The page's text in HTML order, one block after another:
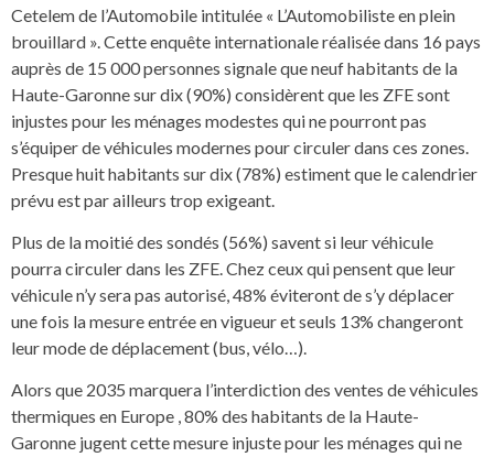
Cetelem de l’Automobile intitulée « L’Automobiliste en plein
brouillard ». Cette enquête internationale réalisée dans 16 pays
auprès de 15 000 personnes signale que neuf habitants de la
Haute-Garonne sur dix (90%) considèrent que les ZFE sont
injustes pour les ménages modestes qui ne pourront pas
s’équiper de véhicules modernes pour circuler dans ces zones.
Presque huit habitants sur dix (78%) estiment que le calendrier
prévu est par ailleurs trop exigeant.
Plus de la moitié des sondés (56%) savent si leur véhicule
pourra circuler dans les ZFE. Chez ceux qui pensent que leur
véhicule n’y sera pas autorisé, 48% éviteront de s’y déplacer
une fois la mesure entrée en vigueur et seuls 13% changeront
leur mode de déplacement (bus, vélo…).
Alors que 2035 marquera l’interdiction des ventes de véhicules
thermiques en Europe , 80% des habitants de la Haute-
Garonne jugent cette mesure injuste pour les ménages qui ne